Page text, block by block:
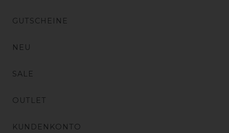
GUTSCHEINE
NEU
SALE
OUTLET
KUNDENKONTO